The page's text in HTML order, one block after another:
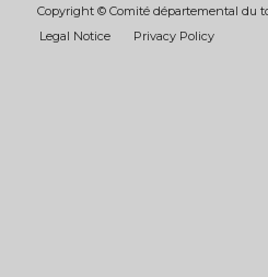
Copyright © Comité départemental du
Legal Notice
Privacy Policy